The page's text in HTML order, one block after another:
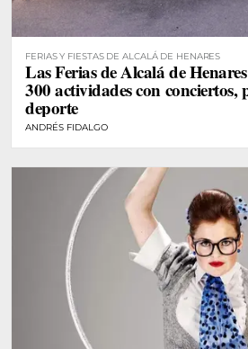
FERIAS Y FIESTAS DE ALCALÁ DE HENARES
Las Ferias de Alcalá de
300 actividades con conciertos,
deporte
ANDRÉS FIDALGO